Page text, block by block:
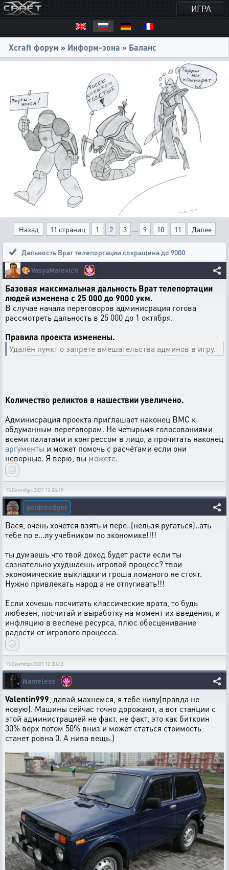
ИГРА
Xcraft форум » Информ-зона » Баланс
Назад 11 страниц 1 2 3 ... 9 10 11 Далее
Дальность Врат телепортации сокращена до 9000
🎨VasyaMalevich
Базовая максимальная дальность Врат телепортации
людей изменена с 25 000 до 9000 укм.
В случае начала переговоров админисрация готова
рассмотреть дальность в 25 000 до 1 октября.
Правила проекта изменены.
Удалён пункт о запрете вмешательства админов в игру.
Количество реликтов в нашествии увеличено.
Админисрация проекта приглашает наконец ВМС к
обдуманным переговорам. Не четырьмя голосованиями
всеми палатами и конгрессом в лицо, а прочитать наконец
аргументы и может помочь с расчётами если они
неверные. Я верю, вы можете.
15 Сентября 2021 12:08:19
goldroodger
Вася, очень хочется взять и пере..(нельзя ругаться)..ать
тебе по е...лу учебником по экономике!!!!
ты думаешь что твой доход будет расти если ты
сознательно ухудшаешь игровой процесс? твои
экономические выкладки и гроша ломаного не стоят.
Нужно привлекать народ а не отпугивать!!!
Если хочешь посчитать классические врата, то будь
любезен, посчитай и выработку на момент их введения, и
инфляцию в веспене ресурса, плюс обесценивание
радости от игрового процесса.
15 Сентября 2021 12:30:43
Nameless
Valentin999 , давай махнемся, я тебе ниву(правда не
новую). Машины сейчас точно дорожают, а вот станции с
этой администрацией не факт. не факт, это как биткоин
30% верх потом 50% вниз и может статься стоимость
станет ровна 0. А нива вещь.)